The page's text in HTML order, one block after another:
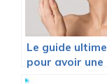
Le guide ultime
pour avoir une
belle peau